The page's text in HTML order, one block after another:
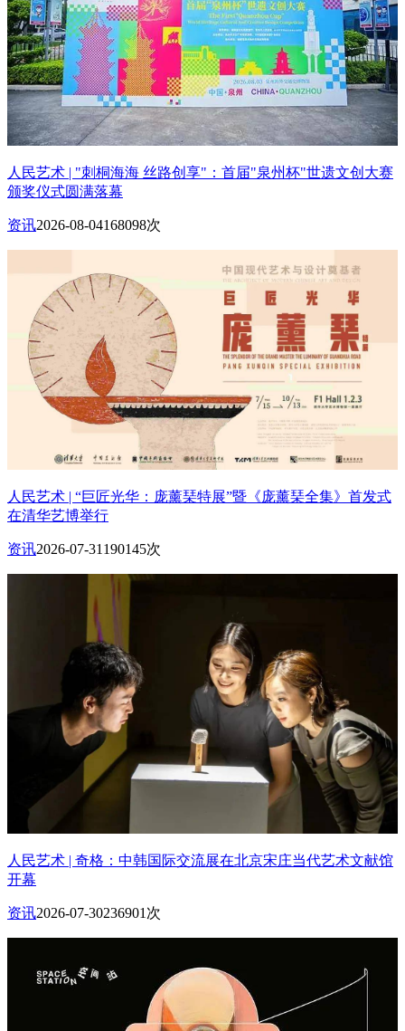
人民艺术 | "刺桐海海 丝路创享"：首届"泉州杯"世遗文创大赛
颁奖仪式圆满落幕
资讯2026-08-04168098次
人民艺术 | “巨匠光华：庞薰琹特展”暨《庞薰琹全集》首发式
在清华艺博举行
资讯2026-07-31 190145次
人民艺术 | 奇格：中韩国际交流展在北京宋庄当代艺术文献馆
开幕
资讯2026-07-30236901次